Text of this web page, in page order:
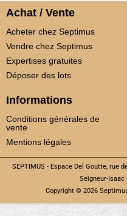
Achat / Vente
Acheter chez Septimus
Vendre chez Septimus
Expertises gratuites
Déposer des lots
Informations
Conditions générales de
vente
Mentions légales
SEPTIMUS - Espace Del Goutte, rue
Seigneur-Isaac
Copyright © 2026